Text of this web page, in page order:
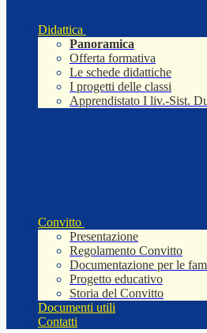
Didattica
Panoramica
Offerta formativa
Le schede didattiche
I progetti delle classi
Apprendistato I liv.-Sist.
Convitto
Presentazione
Regolamento Convitto
Documentazione per le
Progetto educativo
Storia del Convitto
Documenti utili
Contatti